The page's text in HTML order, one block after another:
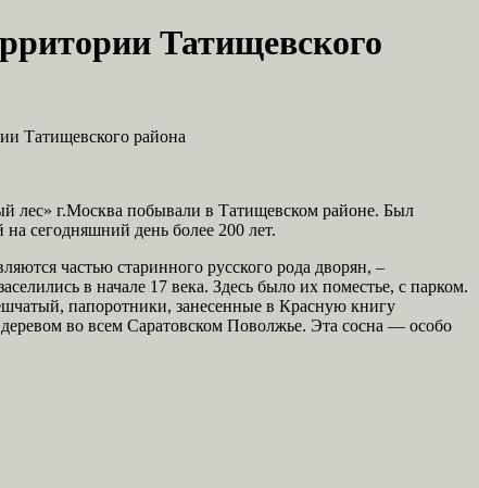
Татищевского
Татищевского района
лес» г.Москва побывали в Татищевском районе. Был
сегодняшний день более 200 лет.
частью старинного русского рода дворян, –
в начале 17 века. Здесь было их поместье, с парком.
папоротники, занесенные в Красную книгу
во всем Саратовском Поволжье. Эта сосна — особо